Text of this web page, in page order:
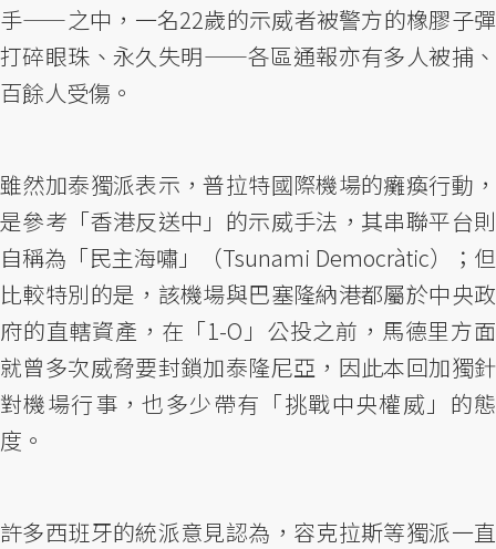
手——之中，一名22歲的示威者被警方的橡膠子彈
打碎眼珠、永久失明——各區通報亦有多人被捕、
百餘人受傷。
雖然加泰獨派表示，普拉特國際機場的癱瘓行動，
是參考「香港反送中」的示威手法，其串聯平台則
自稱為「民主海嘯」（Tsunami Democràtic）；但
比較特別的是，該機場與巴塞隆納港都屬於中央政
府的直轄資產，在「1-O」公投之前，馬德里方面
就曾多次威脅要封鎖加泰隆尼亞，因此本回加獨針
對機場行事，也多少帶有「挑戰中央權威」的態
度。
許多西班牙的統派意見認為，容克拉斯等獨派一直